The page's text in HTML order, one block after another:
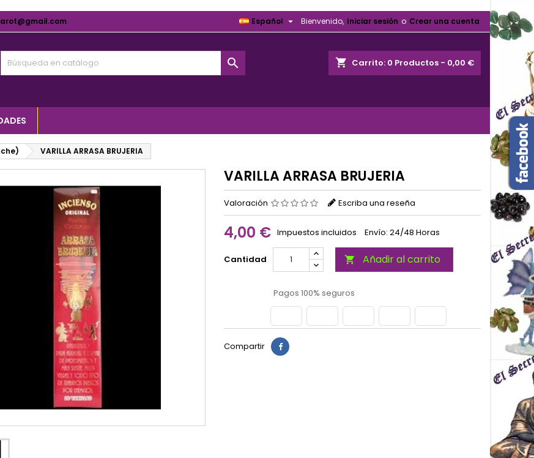
Bienvenido, Iniciar sesión o Crear una cuenta
Español 
shopping_cart Carrito: 0 Productos - 0,00 €

VARILLA ARRASA BRUJERIA
VARILLA ARRASA BRUJERIA
Valoración Escriba una reseña
4,00 € Impuestos incluidos Envío: 24/48 Horas
Cantidad  Añadir al carrito
Pagos 100% seguros
Compartir